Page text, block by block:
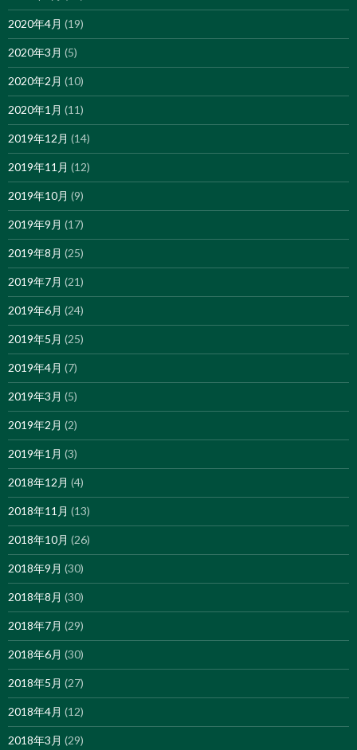
2020年4月 (19)
2020年3月 (5)
2020年2月 (10)
2020年1月 (11)
2019年12月 (14)
2019年11月 (12)
2019年10月 (9)
2019年9月 (17)
2019年8月 (25)
2019年7月 (21)
2019年6月 (24)
2019年5月 (25)
2019年4月 (7)
2019年3月 (5)
2019年2月 (2)
2019年1月 (3)
2018年12月 (4)
2018年11月 (13)
2018年10月 (26)
2018年9月 (30)
2018年8月 (30)
2018年7月 (29)
2018年6月 (30)
2018年5月 (27)
2018年4月 (12)
2018年3月 (29)